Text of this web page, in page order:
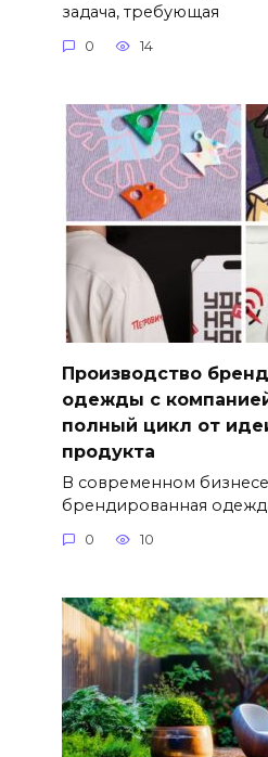
задача, требующая
0 14
Производство
одежды с
полный цикл от
продукта
В современном
брендированная
0 10